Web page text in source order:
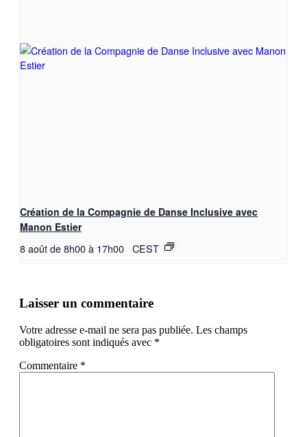
Création de la Compagnie de Danse Inclusive avec
Manon Estier
8 août de 8h00à 17h00 CEST
Laisser un commentaire
Votre adresse e-mail ne sera pas publiée. Les champs
obligatoires sont indiqués avec *
Commentaire *